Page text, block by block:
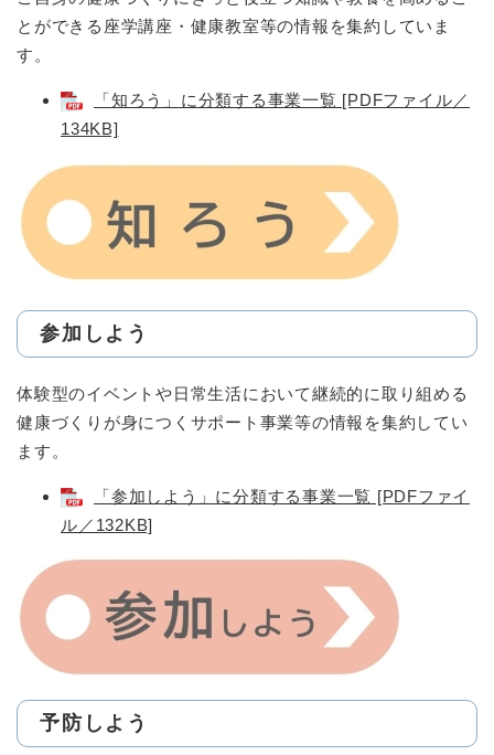
とができる座学講座・健康教室等の情報を集約していま
す。
「知ろう」に分類する事業一覧 [PDFファイル／
134KB]
参加しよう
体験型のイベントや日常生活において継続的に取り組める
健康づくりが身につくサポート事業等の情報を集約してい
ます。
「参加しよう」に分類する事業一覧 [PDFファイ
ル／132KB]
予防しよう